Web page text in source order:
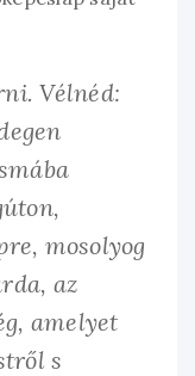
Vélnéd:
mosolyog
az
amelyet
s